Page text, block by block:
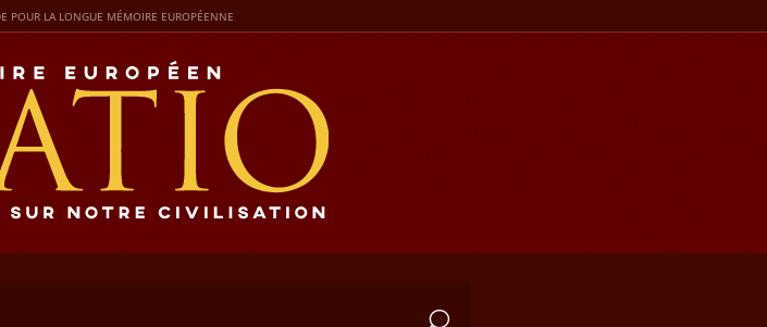
POUR LA LONGUE MÉMOIRE EUROPÉENNE